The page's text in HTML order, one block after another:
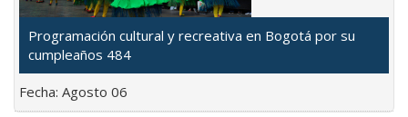
Programación cultural y recreativa en Bogotá por su
cumpleaños 484
Fecha: Agosto 06